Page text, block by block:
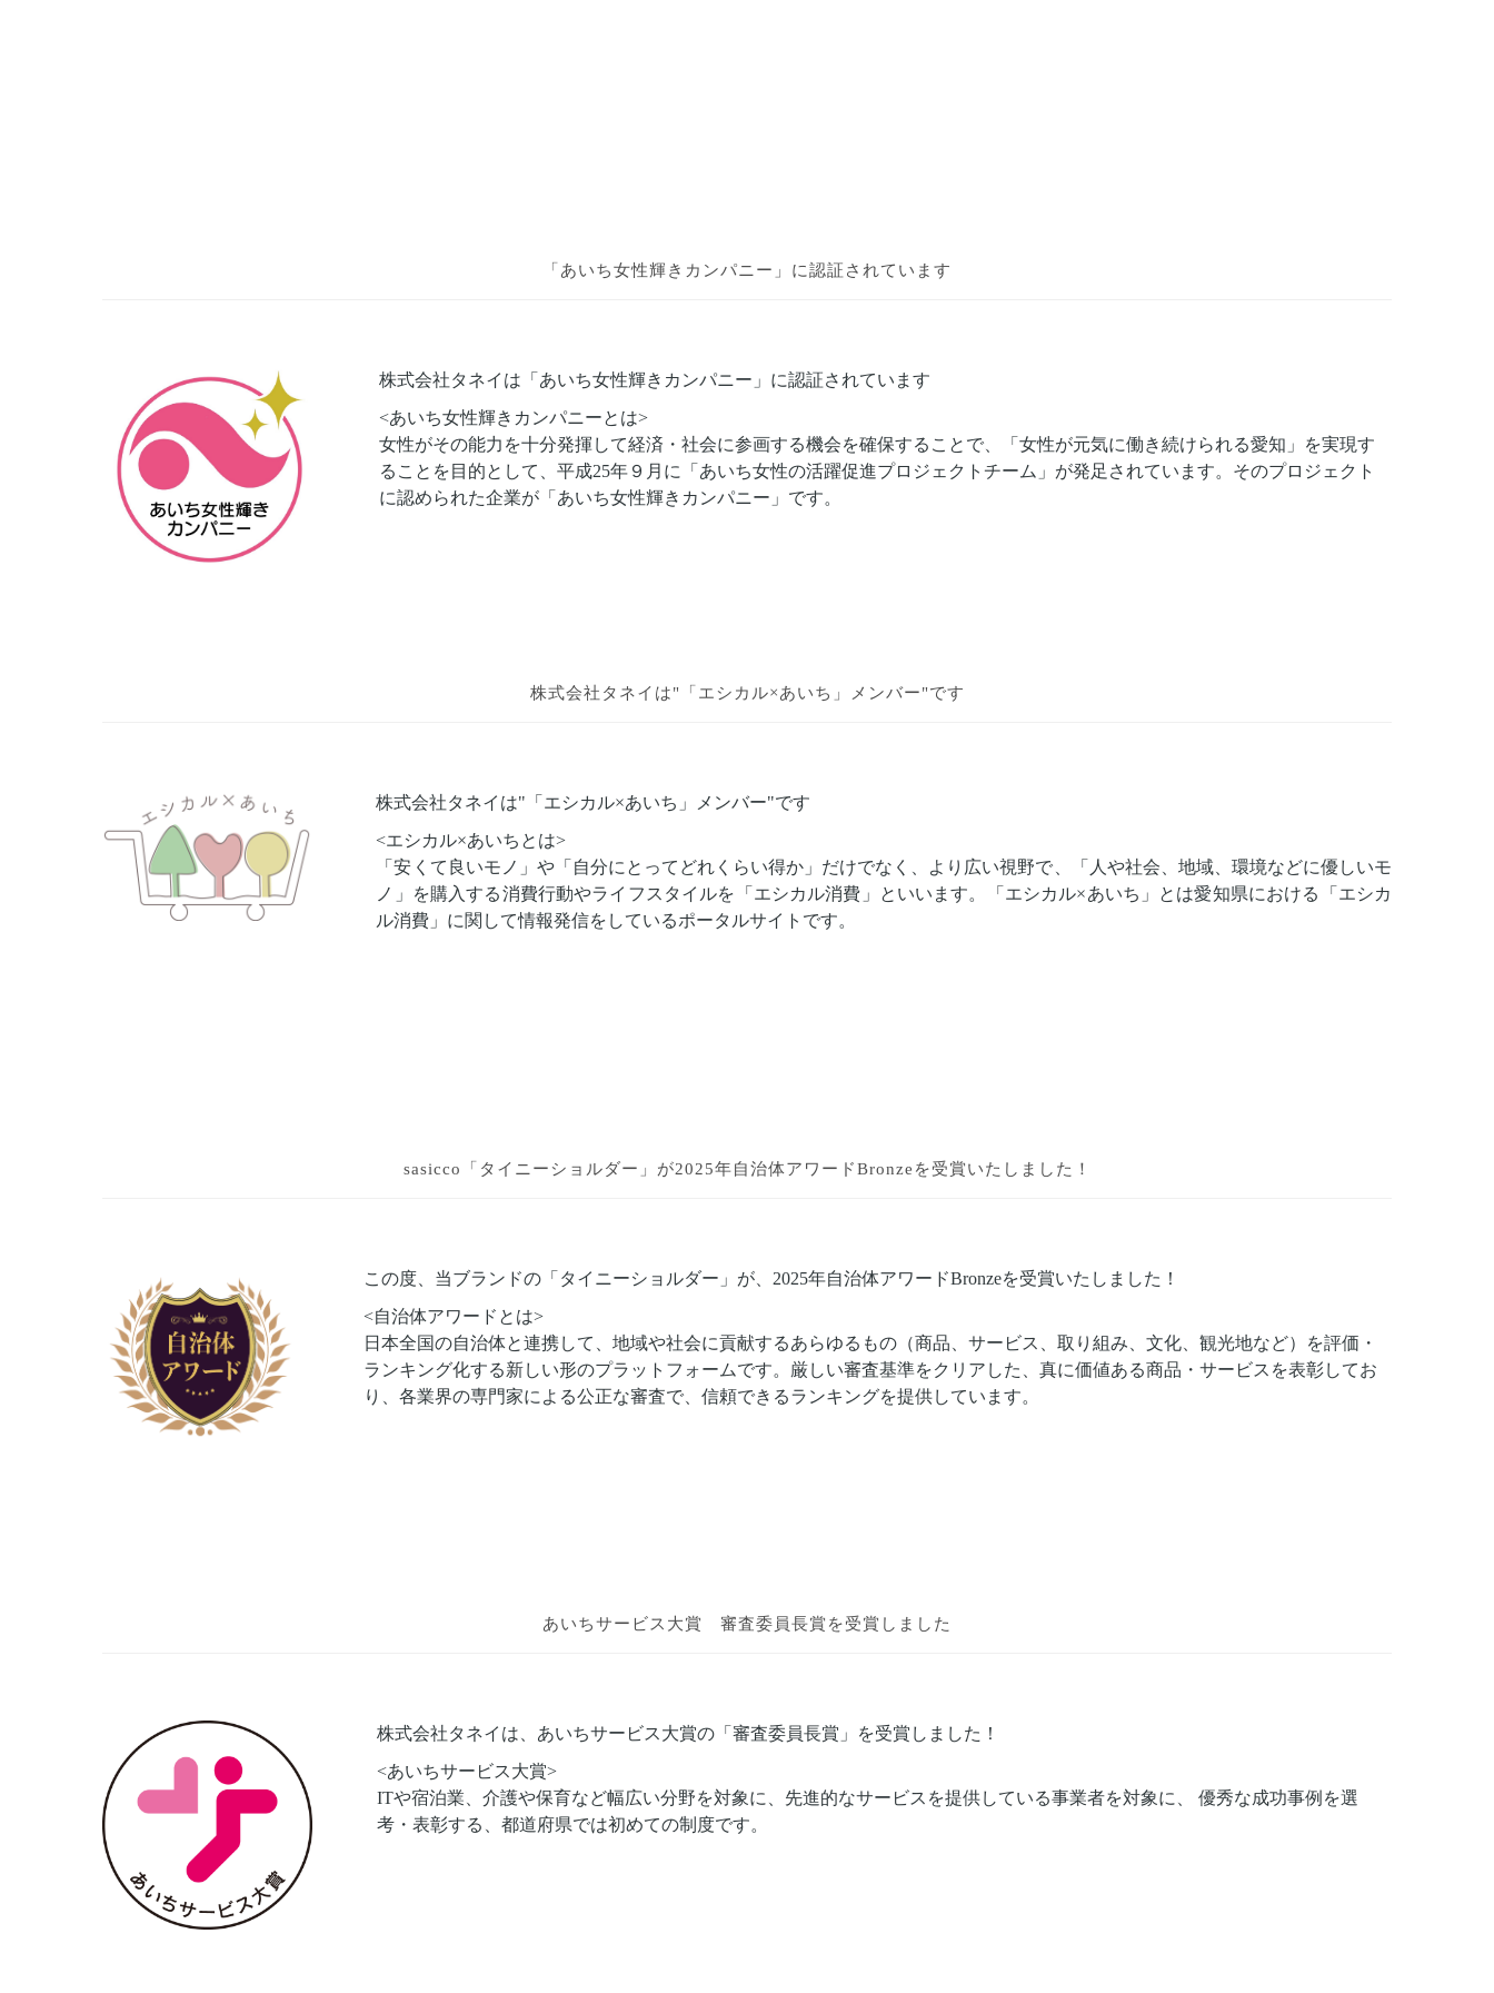
「あいち女性輝きカンパニー」に認証されています
株式会社タネイは「あいち女性輝きカンパニー」に認証されています
<あいち女性輝きカンパニーとは>
女性がその能力を十分発揮して経済・社会に参画する機会を確保することで、「女性が元気に働き続けられる愛知」を実現す
ることを目的として、平成25年９月に「あいち女性の活躍促進プロジェクトチーム」が発足されています。そのプロジェクト
に認められた企業が「あいち女性輝きカンパニー」です。
株式会社タネイは"「エシカル×あいち」メンバー"です
株式会社タネイは"「エシカル×あいち」メンバー"です
<エシカル×あいちとは>
「安くて良いモノ」や「自分にとってどれくらい得か」だけでなく、より広い視野で、「人や社会、地域、環境などに優しいモ
ノ」を購入する消費行動やライフスタイルを「エシカル消費」といいます。「エシカル×あいち」とは愛知県における「エシカ
ル消費」に関して情報発信をしているポータルサイトです。
sasicco「タイニーショルダー」が2025年自治体アワードBronzeを受賞いたしました！
この度、当ブランドの「タイニーショルダー」が、2025年自治体アワードBronzeを受賞いたしました！
<自治体アワードとは>
日本全国の自治体と連携して、地域や社会に貢献するあらゆるもの（商品、サービス、取り組み、文化、観光地など）を評価・
ランキング化する新しい形のプラットフォームです。厳しい​審査基準を​クリアした、真に​価値ある​商品・サービスを​表彰してお
り、各業界の​専門家に​よる​公正な​審査で、信頼できるランキングを​提供しています。
あいちサービス大賞 審査委員長賞を受賞しました
株式会社タネイは、あいちサービス大賞の「審査委員長賞」を受賞しました！
<あいちサービス大賞>
ITや宿泊業、介護や保育など幅広い分野を対象に、先進的なサービスを提供している事業者を対象に、 優秀な成功事例を選
考・表彰する、都道府県では初めての制度です。